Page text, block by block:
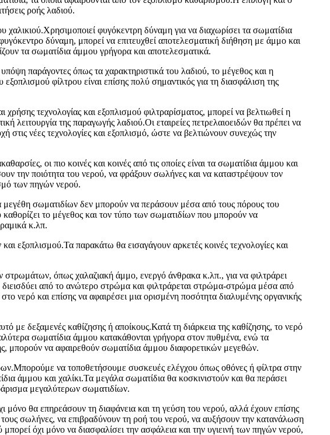
ροής λαδιού.
φυγόκεντρη δύναμη για να διαχωρίσει τα σωματίδια
δύναμη, μπορεί να επιτευχθεί αποτελεσματική διήθηση με άμμο και
τα σωματίδια άμμου γρήγορα και αποτελεσματικά.
παράγοντες όπως τα χαρακτηριστικά του λαδιού, το μέγεθος και η
φίλτρου είναι επίσης πολύ σημαντικός για τη διασφάλιση της
τεχνολογίας και εξοπλισμού φιλτραρίσματος, μπορεί να βελτιωθεί η
λειτουργία της παραγωγής λαδιού.Οι εταιρείες πετρελαιοειδών θα πρέπει να
νέες τεχνολογίες και εξοπλισμό, ώστε να βελτιώνουν συνεχώς την
οι πιο κοινές και κοινές από τις οποίες είναι τα σωματίδια άμμου και
την ποιότητα του νερού, να φράξουν σωλήνες και να καταστρέψουν τον
των πηγών νερού.
μεγέθη σωματιδίων δεν μπορούν να περάσουν μέσα από τους πόρους του
το μέγεθος και τον τύπο των σωματιδίων που μπορούν να
κ.λπ.
εξοπλισμού.Τα παρακάτω θα εισαγάγουν αρκετές κοινές τεχνολογίες και
όπως χαλαζιακή άμμο, ενεργό άνθρακα κ.λπ., για να φιλτράρει
από το ανώτερο στρώμα και φιλτράρεται στρώμα-στρώμα μέσα από
νερό και επίσης να αφαιρέσει μια ορισμένη ποσότητα διαλυμένης οργανικής
δεξαμενές καθίζησης ή αποίκους.Κατά τη διάρκεια της καθίζησης, το νερό
σωματίδια άμμου κατακάθονται γρήγορα στον πυθμένα, ενώ τα
μπορούν να αφαιρεθούν σωματίδια άμμου διαφορετικών μεγεθών.
να τοποθετήσουμε συσκευές ελέγχου όπως οθόνες ή φίλτρα στην
άμμου και χαλίκι.Τα μεγάλα σωματίδια θα κοσκινιστούν και θα περάσει
μεγαλύτερων σωματιδίων.
θα επηρεάσουν τη διαφάνεια και τη γεύση του νερού, αλλά έχουν επίσης
σωλήνες, να επιβραδύνουν τη ροή του νερού, να αυξήσουν την κατανάλωση
όχι μόνο να διασφαλίσει την ασφάλεια και την υγιεινή των πηγών νερού,